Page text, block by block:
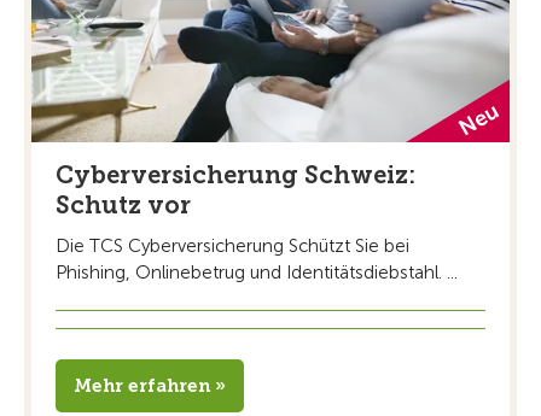
Cyberversicherung Schweiz:
Schutz vor
Die TCS Cyberversicherung Schützt Sie bei
Phishing, Onlinebetrug und Identitätsdiebstahl. ...
Mehr erfahren »